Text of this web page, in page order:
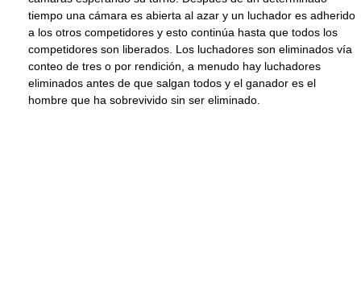
tiempo una cámara es abierta al azar y un luchador es adherido
a los otros competidores y esto continúa hasta que todos los
competidores son liberados. Los luchadores son eliminados vía
conteo de tres o por rendición, a menudo hay luchadores
eliminados antes de que salgan todos y el ganador es el
hombre que ha sobrevivido sin ser eliminado.